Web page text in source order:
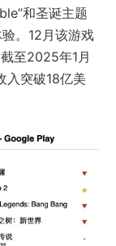
和圣诞主题
。12月该游戏
至2025年1月
入突破18亿美